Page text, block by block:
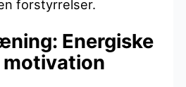
forstyrrelser.
Energiske